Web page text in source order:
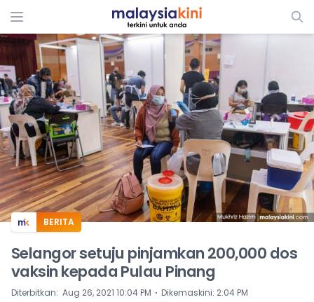
ADS
BERITA
Selangor setuju pinjamkan 200,000 dos
vaksin kepada Pulau Pinang
Diterbitkan: Aug 26, 2021 10:04 PM ⋅ Dikemaskini: 2:04 PM